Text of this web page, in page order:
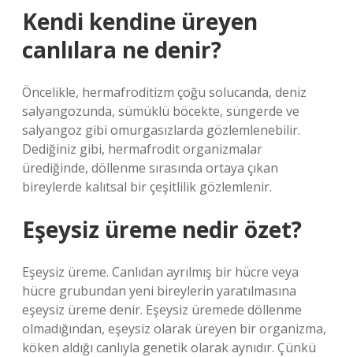
Kendi kendine üreyen
canlılara ne denir?
Öncelikle, hermafroditizm çoğu solucanda, deniz
salyangozunda, sümüklü böcekte, süngerde ve
salyangoz gibi omurgasızlarda gözlemlenebilir.
Dediğiniz gibi, hermafrodit organizmalar
ürediğinde, döllenme sırasında ortaya çıkan
bireylerde kalıtsal bir çeşitlilik gözlemlenir.
Eşeysiz üreme nedir özet?
Eşeysiz üreme. Canlıdan ayrılmış bir hücre veya
hücre grubundan yeni bireylerin yaratılmasına
eşeysiz üreme denir. Eşeysiz üremede döllenme
olmadığından, eşeysiz olarak üreyen bir organizma,
köken aldığı canlıyla genetik olarak aynıdır. Çünkü